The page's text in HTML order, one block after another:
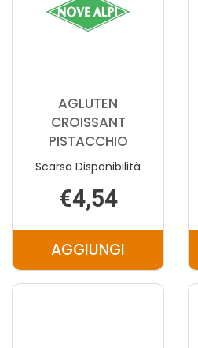
AGLUTEN
CROISSANT
PISTACCHIO
Scarsa Disponibilità
€4,54
AGGIUNGIAGGIUNGI
CROISSANT